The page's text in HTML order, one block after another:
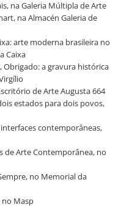
na Galeria Múltipla de Arte
na Almacén Galeria de
arte moderna brasileira no
Caixa
Obrigado: a gravura histórica
de Arte Augusta 664
estados para dois povos,
interfaces contemporâneas,
de Arte Contemporânea, no
no Memorial da
no Masp